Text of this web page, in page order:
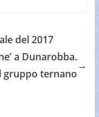
del 2017
a Dunarobba.
gruppo ternano
→